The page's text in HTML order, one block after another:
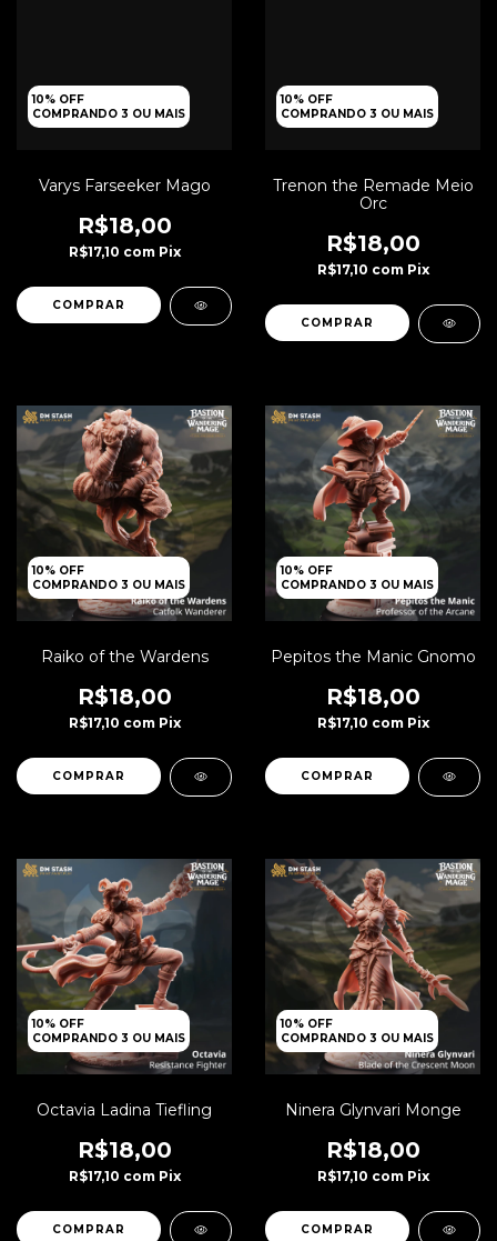
10% OFF
COMPRANDO 3 OU MAIS
Varys Farseeker Mago
R$18,00
R$17,10 com Pix
10% OFF
COMPRANDO 3 OU MAIS
Trenon the Remade Meio
Orc
R$18,00
R$17,10 com Pix
10% OFF
COMPRANDO 3 OU MAIS
Raiko of the Wardens
R$18,00
R$17,10 com Pix
10% OFF
COMPRANDO 3 OU MAIS
Pepitos the Manic Gnomo
R$18,00
R$17,10 com Pix
10% OFF
COMPRANDO 3 OU MAIS
Octavia Ladina Tiefling
R$18,00
R$17,10 com Pix
10% OFF
COMPRANDO 3 OU MAIS
Ninera Glynvari Monge
R$18,00
R$17,10 com Pix